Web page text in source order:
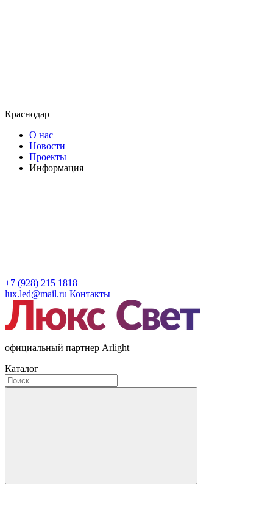
Краснодар
О нас
Новости
Проекты
Информация
+7 (928) 215 1818
lux.led@mail.ru Контакты
официальный партнер Arlight
Каталог